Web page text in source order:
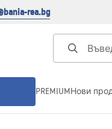
rea.bg
PREMIUMНови